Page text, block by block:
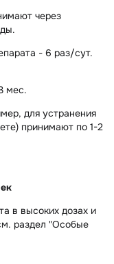
через
- 6 раз/сут.
мес.
для устранения
принимают по 1-2
в высоких дозах и
раздел "Особые